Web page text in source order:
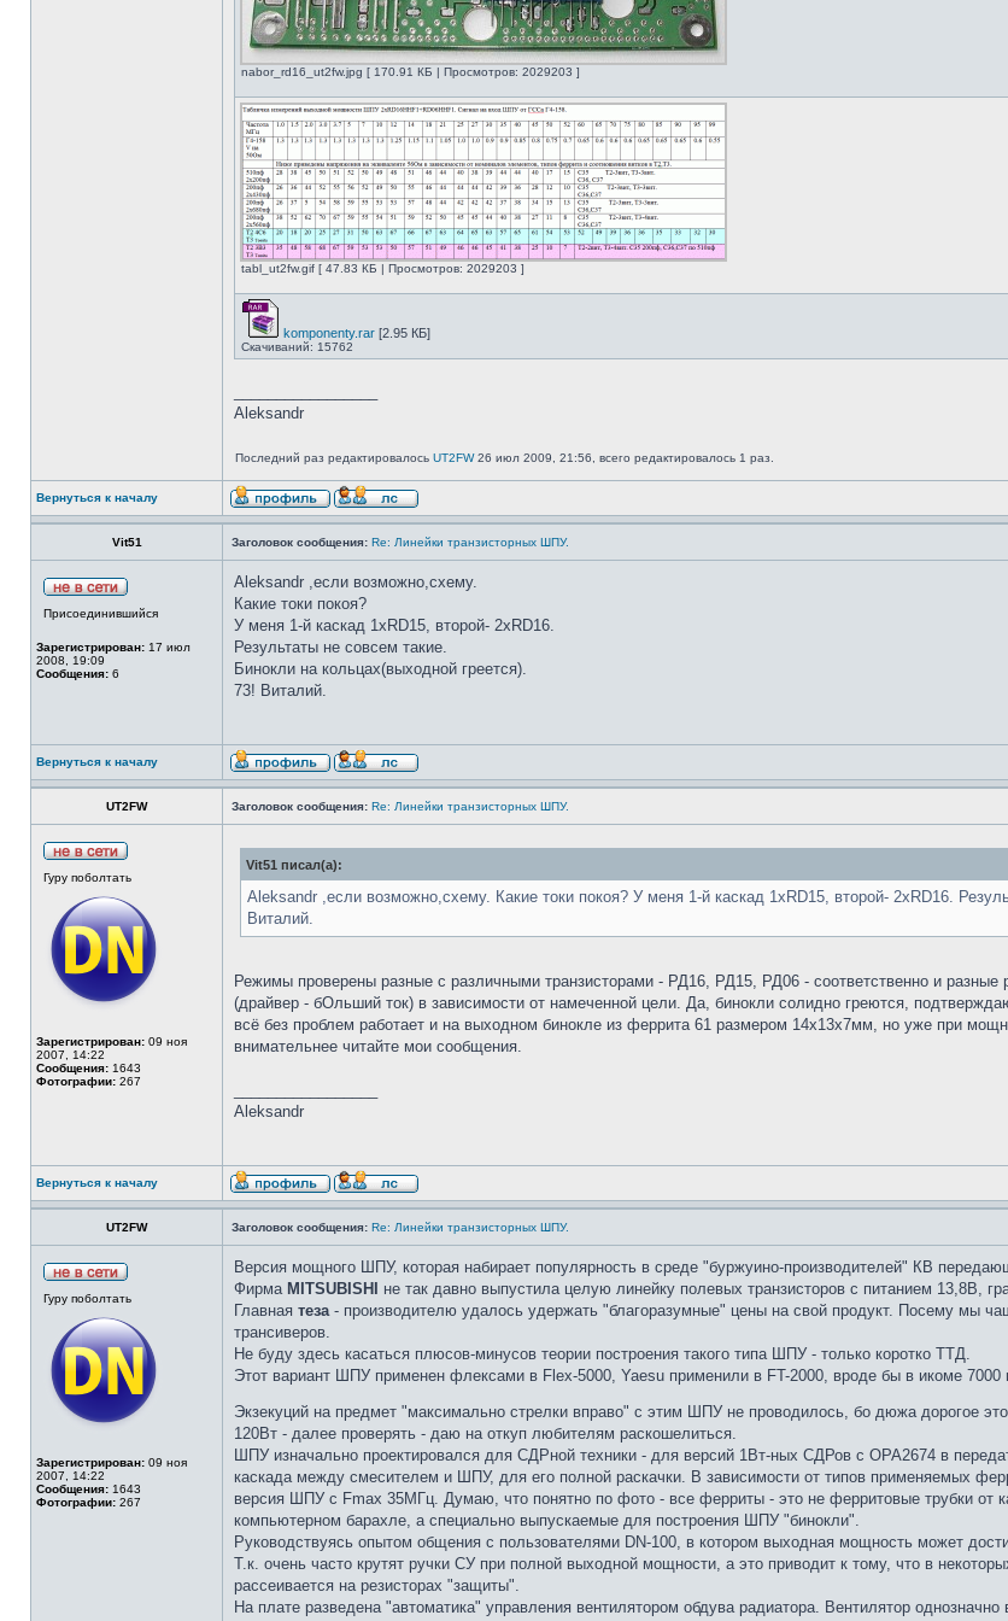
nabor_rd16_ut2fw.jpg [ 170.91 КБ | Просмотров: 2029203 ]
tabl_ut2fw.gif [ 47.83 КБ | Просмотров: 2029203 ]
komponenty.rar [2.95 КБ]
Скачиваний: 15762
Aleksandr
Последний раз редактировалось UT2FW26 июл 2009, 21:56, всего редактировалось 1 раз.
Вернуться к началу
Vit51 Заголовок сообщения: Re: Линейки транзисторных ШПУ.
Присоединившийся
Зарегистрирован: 17 июл
2008, 19:09
Сообщения: 6
Aleksandr ,если возможно,схему.
Какие токи покоя?
У меня 1-й каскад 1хRD15, второй- 2xRD16.
Результаты не совсем такие.
Бинокли на кольцах(выходной греется).
73! Виталий.
Вернуться к началу
UT2FW Заголовок сообщения: Re: Линейки транзисторных ШПУ.
Гуру поболтать
Зарегистрирован: 09 ноя
2007, 14:22
Сообщения: 1643
Фотографии: 267
Vit51 писал(а):
Aleksandr ,если возможно,схему. Какие токи покоя? У меня 1-й каскад 1хRD15, второй- 2xRD16.
Виталий.
Режимы проверены разные с различными транзисторами - РД16, РД15, РД06 - соответственно и
(драйвер - бОльший ток) в зависимости от намеченной цели. Да, бинокли солидно греются,
всё без проблем работает и на выходном бинокле из феррита 61 размером 14х13х7мм, но уже при
внимательнее читайте мои сообщения.
Aleksandr
Вернуться к началу
UT2FW Заголовок сообщения: Re: Линейки транзисторных ШПУ.
Гуру поболтать
Зарегистрирован: 09 ноя
2007, 14:22
Сообщения: 1643
Фотографии: 267
Версия мощного ШПУ, которая набирает популярность в среде "буржуино-производителей" КВ
Фирма MITSUBISHI
не так давно выпустила целую линейку полевых транзисторов с питанием 13,8В,
Главная теза- производителю удалось удержать "благоразумные" цены на свой продукт. Посему мы
трансиверов.
Не буду здесь касаться плюсов-минусов теории построения такого типа ШПУ - только коротко ТТД.
Этот вариант ШПУ применен флексами в Flex-5000, Yaesu применили в FT-2000, вроде бы в икоме 7000
Экзекуций на предмет "максимально стрелки вправо" с этим ШПУ не проводилось, бо дюжа дорогое
120Вт - далее проверять - даю на откуп любителям раскошелиться.
ШПУ изначально проектировался для СДРной техники - для версий 1Вт-ных СДРов с OPA2674 в
каскада между смесителем и ШПУ, для его полной раскачки. В зависимости от типов применяемых
версия ШПУ с Fmax 35МГц. Думаю, что понятно по фото - все ферриты - это не ферритовые трубки от
компьютерном барахле, а специально выпускаемые для построения ШПУ "бинокли".
Руководствуясь опытом общения с пользователями DN-100, в котором выходная мощность может
Т.к. очень часто крутят ручки СУ при полной выходной мощности, а это приводит к тому, что в
рассеивается на резисторах "защиты".
На плате разведена "автоматика" управления вентилятором обдува радиатора. Вентилятор